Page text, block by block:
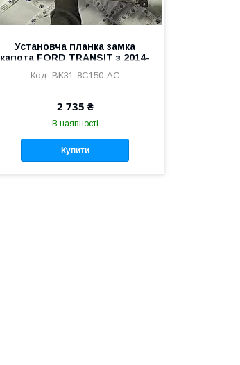
Установча планка замка
капота FORD TRANSIT з 2014-
BK31-8C150-AC
2 735 ₴
В наявності
Купити